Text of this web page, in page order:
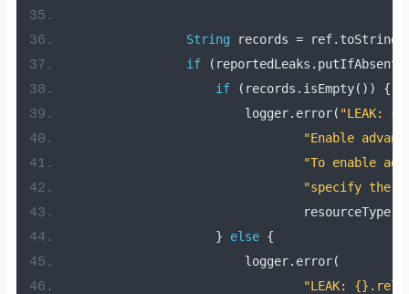
String records = ref. toString
if
( reportedLeaks . putIfAbsent
if
( records . isEmpty())
{
                        logger
. error( "LEAK:
"Enable
"To enable
"specify the
                                resourceType
,
}
else {
                        logger
. error(
"LEAK: